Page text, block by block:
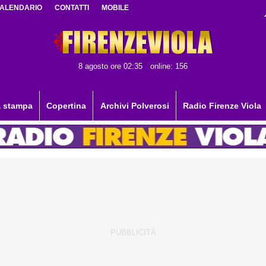
CONTATTI MOBILE
8 agosto ore 02:35 online: 156
stampa Copertina Archivi Polverosi Radio Firenze Viola